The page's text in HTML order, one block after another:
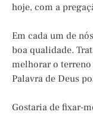
hoje, com a
Em cada um de
boa qualidade.
melhorar o terreno
Palavra de Deus
Gostaria de fixar-